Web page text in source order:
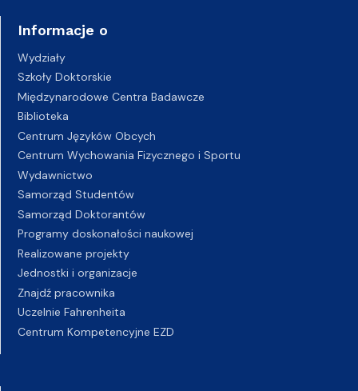
Informacje o
Wydziały
Szkoły Doktorskie
Międzynarodowe Centra Badawcze
Biblioteka
Centrum Języków Obcych
Centrum Wychowania Fizycznego i Sportu
Wydawnictwo
Samorząd Studentów
Samorząd Doktorantów
Programy doskonałości naukowej
Realizowane projekty
Jednostki i organizacje
Znajdź pracownika
Uczelnie Fahrenheita
Centrum Kompetencyjne EZD